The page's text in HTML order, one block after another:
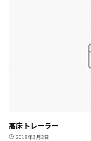
高床トレーラー
2018年3月2日